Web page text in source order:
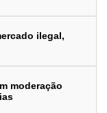
ilegal,
moderação